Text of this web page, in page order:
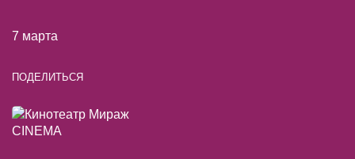
7 марта
ПОДЕЛИТЬСЯ